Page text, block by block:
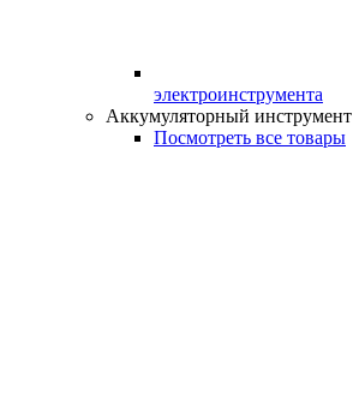
электроинструмента
Аккумуляторный инструмент
Посмотреть все товары